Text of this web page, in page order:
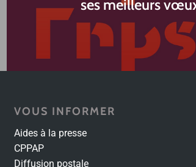
ses meilleurs
VOUS INFORMER
Aides à la presse
CPPAP
Diffusion postale